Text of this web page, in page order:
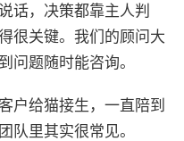
话，决策都靠主人判
很关键。我们的顾问大
问题随时能咨询。
户给猫接生，一直陪到
队里其实很常见。